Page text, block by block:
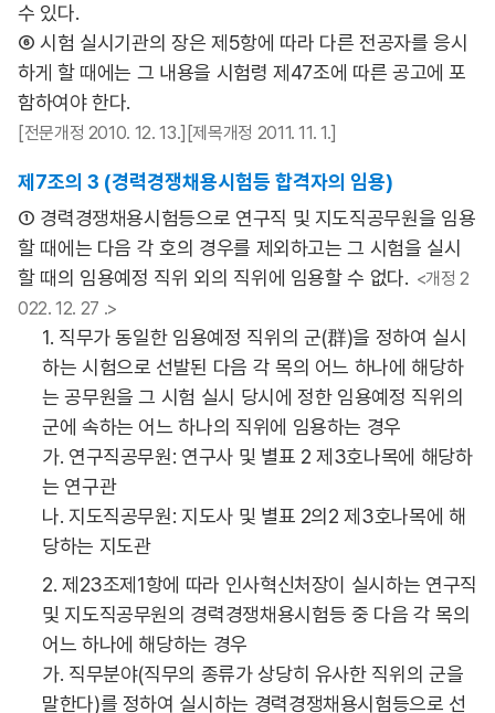
수 있다.
⑥ 시험 실시기관의 장은 제5항에 따라 다른 전공자를 응시
하게 할 때에는 그 내용을 시험령 제47조에 따른 공고에 포
함하여야 한다.
[전문개정 2010. 12. 13.][제목개정 2011. 11. 1.]
제7조의 3 (경력경쟁채용시험등 합격자의 임용)
① 경력경쟁채용시험등으로 연구직 및 지도직공무원을 임용
할 때에는 다음 각 호의 경우를 제외하고는 그 시험을 실시
할 때의 임용예정 직위 외의 직위에 임용할 수 없다. <개정 2
022. 12. 27 .>
1. 직무가 동일한 임용예정 직위의 군(群)을 정하여 실시
하는 시험으로 선발된 다음 각 목의 어느 하나에 해당하
는 공무원을 그 시험 실시 당시에 정한 임용예정 직위의
군에 속하는 어느 하나의 직위에 임용하는 경우
가. 연구직공무원: 연구사 및 별표 2 제3호나목에 해당하
는 연구관
나. 지도직공무원: 지도사 및 별표 2의2 제3호나목에 해
당하는 지도관
2. 제23조제1항에 따라 인사혁신처장이 실시하는 연구직
및 지도직공무원의 경력경쟁채용시험등 중 다음 각 목의
어느 하나에 해당하는 경우
가. 직무분야(직무의 종류가 상당히 유사한 직위의 군을
말한다)를 정하여 실시하는 경력경쟁채용시험등으로 선